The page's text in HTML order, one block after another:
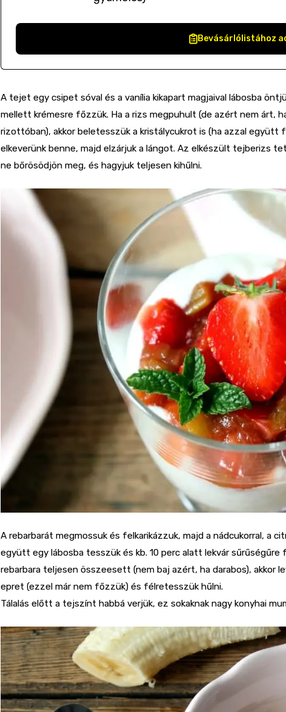
Bevásárlólistához
A tejet egy csipet sóval és a vanília kikapart magjaival lábosba
mellett krémesre főzzük. Ha a rizs megpuhult (de azért nem árt,
rizottóban), akkor beletesszük a kristálycukrot is (ha azzal együtt
elkeverünk benne, majd elzárjuk a lángot. Az elkészült tejberizs
ne bőrösödjön meg, és hagyjuk teljesen kihűlni.
A rebarbarát megmossuk és felkarikázzuk, majd a nádcukorral, a
együtt egy lábosba tesszük és kb. 10 perc alatt lekvár
rebarbara teljesen összeesett (nem baj azért, ha darabos), akkor
epret (ezzel már nem főzzük) és félretesszük hűlni.
Tálalás előtt a tejszínt habbá verjük, ez sokaknak nagy konyhai